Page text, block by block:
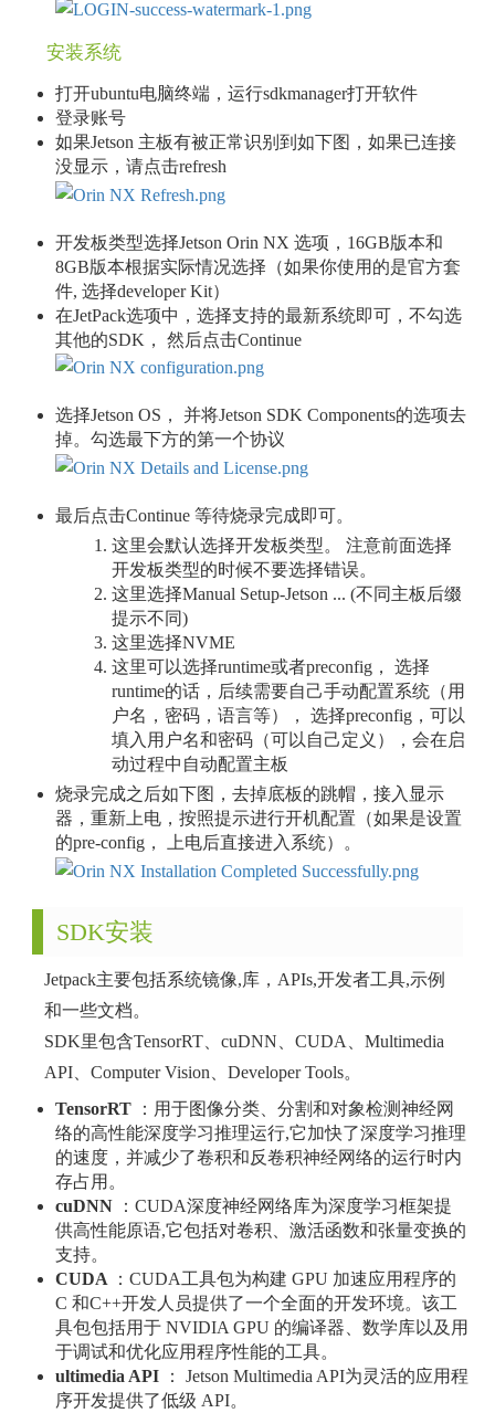
安装系统
打开ubuntu电脑终端，运行sdkmanager打开软件
登录账号
如果Jetson 主板有被正常识别到如下图，如果已连接
没显示，请点击refresh
开发板类型选择Jetson Orin NX 选项，16GB版本和
8GB版本根据实际情况选择（如果你使用的是官方套
件, 选择developer Kit）
在JetPack选项中，选择支持的最新系统即可，不勾选
其他的SDK， 然后点击Continue
选择Jetson OS， 并将Jetson SDK Components的选项去
掉。勾选最下方的第一个协议
最后点击Continue 等待烧录完成即可。
这里会默认选择开发板类型。 注意前面选择
开发板类型的时候不要选择错误。
这里选择Manual Setup-Jetson ... (不同主板后缀
提示不同)
这里选择NVME
这里可以选择runtime或者preconfig， 选择
runtime的话，后续需要自己手动配置系统（用
户名，密码，语言等）， 选择preconfig，可以
填入用户名和密码（可以自己定义），会在启
动过程中自动配置主板
烧录完成之后如下图，去掉底板的跳帽，接入显示
器，重新上电，按照提示进行开机配置（如果是设置
的pre-config， 上电后直接进入系统）。
SDK安装
Jetpack主要包括系统镜像,库，APIs,开发者工具,示例
和一些文档。
SDK里包含TensorRT、cuDNN、CUDA、Multimedia
API、Computer Vision、Developer Tools。
TensorRT：用于图像分类、分割和对象检测神经网
络的高性能深度学习推理运行,它加快了深度学习推理
的速度，并减少了卷积和反卷积神经网络的运行时内
存占用。
cuDNN：CUDA深度神经网络库为深度学习框架提
供高性能原语,它包括对卷积、激活函数和张量变换的
支持。
CUDA
：CUDA工具包为构建 GPU 加速应用程序的
C 和C++开发人员提供了一个全面的开发环境。该工
具包包括用于 NVIDIA GPU 的编译器、数学库以及用
于调试和优化应用程序性能的工具。
ultimedia API： Jetson Multimedia API为灵活的应用程
序开发提供了低级 API。